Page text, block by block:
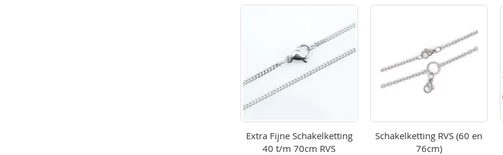
Extra Fijne Schakelketting
40 t/m 70cm RVS
Schakelketting RVS (60 en
76cm)